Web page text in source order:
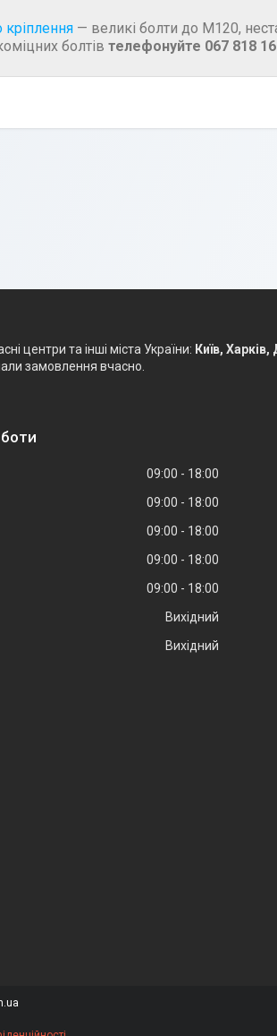
кріплення — великі болти до М120,
болтів телефонуйте 067 818
центри та інші міста України: Київ,
замовлення вчасно.
09:00
18:00
09:00
18:00
09:00
18:00
09:00
18:00
09:00
18:00
Вихідний
Вихідний